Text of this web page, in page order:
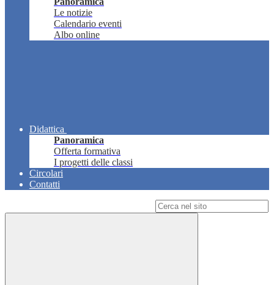
Le notizie
Calendario eventi
Albo online
Didattica
Panoramica
Offerta formativa
I progetti delle classi
Circolari
Contatti